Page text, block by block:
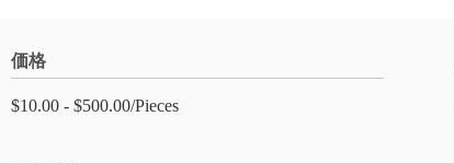
価格
$10.00 - $500.00/Pieces